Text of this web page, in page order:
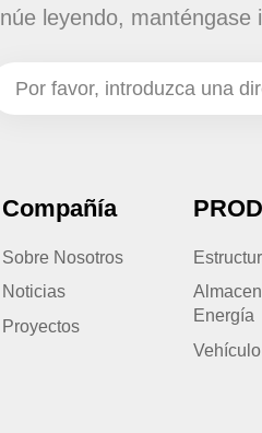
leyendo,
Compañía
Sobre Nosotros
Noticias
Proyectos
Energía